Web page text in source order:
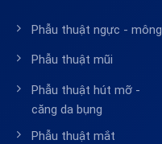
Phẫu thuật ngực - mông
Phẫu thuật mũi
Phẫu thuật hút mỡ -
căng da bụng
Phẫu thuật mắt